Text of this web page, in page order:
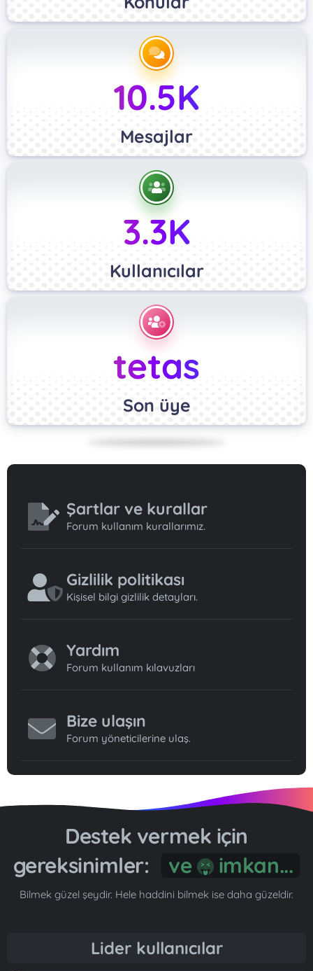
10.5K
Mesajlar
3.3K
Kullanıcılar
tetas
Son üye
Şartlar ve kurallar
Forum kullanım kurallarımız.
Gizlilik politikası
Kişisel bilgi gizlilik detayları.
Yardım
Forum kullanım kılavuzları
Bize ulaşın
Forum yöneticilerine ulaş.
Destek vermek için
gereksinimler:
ve imkan...
Bilmek güzel şeydir. Hele haddini bilmek ise daha güzeldir.
Lider kullanıcılar